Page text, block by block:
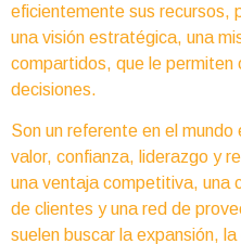
eficientemente sus recursos,
una visión estratégica, una
compartidos, que le permiten
decisiones.
Son un referente en el
valor, confianza, liderazgo y
una ventaja competitiva, una
de clientes y una red de
suelen buscar la expansión,